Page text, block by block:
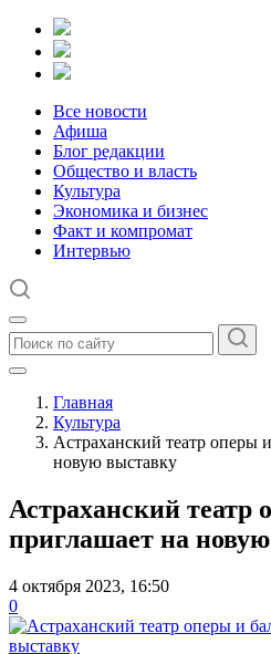
Все новости
Афиша
Блог редакции
Общество и власть
Культура
Экономика и бизнес
Факт и компромат
Интервью
Главная
Культура
Астраханский театр оперы
новую выставку
Астраханский театр
приглашает на
4 октября 2023, 16:50
0